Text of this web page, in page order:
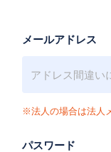
メールアドレス
※法人の場合は法人
パスワード